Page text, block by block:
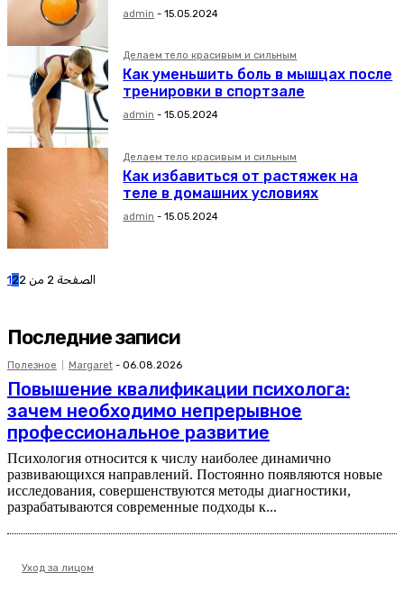
admin - 15.05.2024
Делаем тело красивым и сильным
Как уменьшить боль в мышцах после
тренировки в спортзале
admin - 15.05.2024
Делаем тело красивым и сильным
Как избавиться от растяжек на
теле в домашних условиях
admin - 15.05.2024
12 الصفحة 2 من 2
Последние записи
Полезное Margaret - 06.08.2026
Повышение квалификации психолога:
зачем необходимо непрерывное
профессиональное развитие
Психология относится к числу наиболее динамично
развивающихся направлений. Постоянно появляются новые
исследования, совершенствуются методы диагностики,
разрабатываются современные подходы к...
Уход за лицом